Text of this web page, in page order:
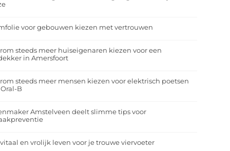
voor gebouwen kiezen met vertrouwen
steeds meer huiseigenaren kiezen voor een
in Amersfoort
steeds meer mensen kiezen voor elektrisch poetsen
B
Amstelveen deelt slimme tips voor
en vrolijk leven voor je trouwe viervoeter